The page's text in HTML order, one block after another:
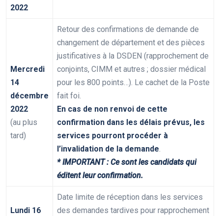
2022
Mercredi
14
décembre
2022
(au plus
tard)
Retour des confirmations de demande de
changement de département et des pièces
justificatives à la DSDEN (rapprochement de
conjoints, CIMM et autres ; dossier médical
pour les 800 points…). Le cachet de la Poste
fait foi.
En cas de non renvoi de cette
confirmation dans les délais prévus, les
services pourront procéder à
l’invalidation de la demande.
* IMPORTANT : Ce sont les candidats qui
éditent leur confirmation.
Lundi 16
Date limite de réception dans les services
des demandes tardives pour rapprochement